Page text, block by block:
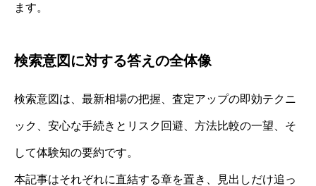
ます。
検索意図に対する答えの全体像
検索意図は、最新相場の把握、査定アップの即効テクニ
ック、安心な手続きとリスク回避、方法比較の一望、そ
して体験知の要約です。
本記事はそれぞれに直結する章を置き、見出しだけ追っ